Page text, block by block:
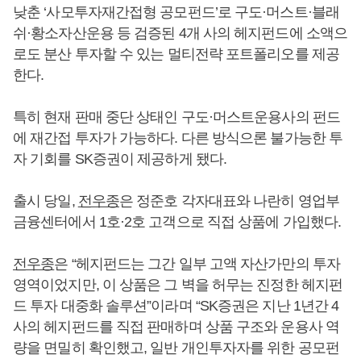
낮춘 ‘사모투자재간접형 공모펀드’로 구도·머스트·블래
쉬·황소자산운용 등 검증된 4개 사의 헤지펀드에 소액으
로도 분산 투자할 수 있는 멀티전략 포트폴리오를 제공
한다.
특히 현재 판매 중단 상태인 구도·머스트운용사의 펀드
에 재간접 투자가 가능하다. 다른 방식으론 불가능한 투
자 기회를 SK증권이 제공하게 됐다.
출시 당일, 전우종은 정준호 각자대표와 나란히 영업부
금융센터에서 1호·2호 고객으로 직접 상품에 가입했다.
전우종은 “헤지펀드는 그간 일부 고액 자산가만의 투자
영역이었지만, 이 상품은 그 벽을 허무는 진정한 헤지펀
드 투자 대중화 솔루션”이라며 “SK증권은 지난 1년간 4
사의 헤지펀드를 직접 판매하며 상품 구조와 운용사 역
량을 면밀히 확인했고, 일반 개인투자자를 위한 공모펀